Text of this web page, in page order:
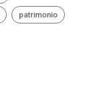
patrimonio